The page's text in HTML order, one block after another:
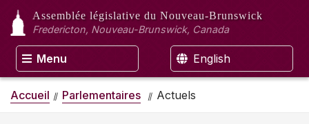
Assemblée législative du Nouveau-Brunswick
Fredericton, Nouveau-Brunswick, Canada
Menu English
Accueil Parlementaires Actuels